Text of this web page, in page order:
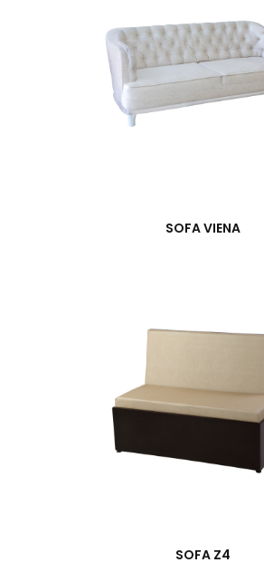
SOFA VIENA
SOFA Z4